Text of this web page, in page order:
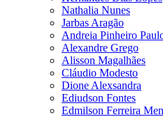
Nathalia Nunes
Jarbas Aragão
Andreia Pinheiro
Alexandre Grego
Alisson Magalhães
Cláudio Modesto
Dione Alexsandra
Ediudson Fontes
Edmilson Ferreira